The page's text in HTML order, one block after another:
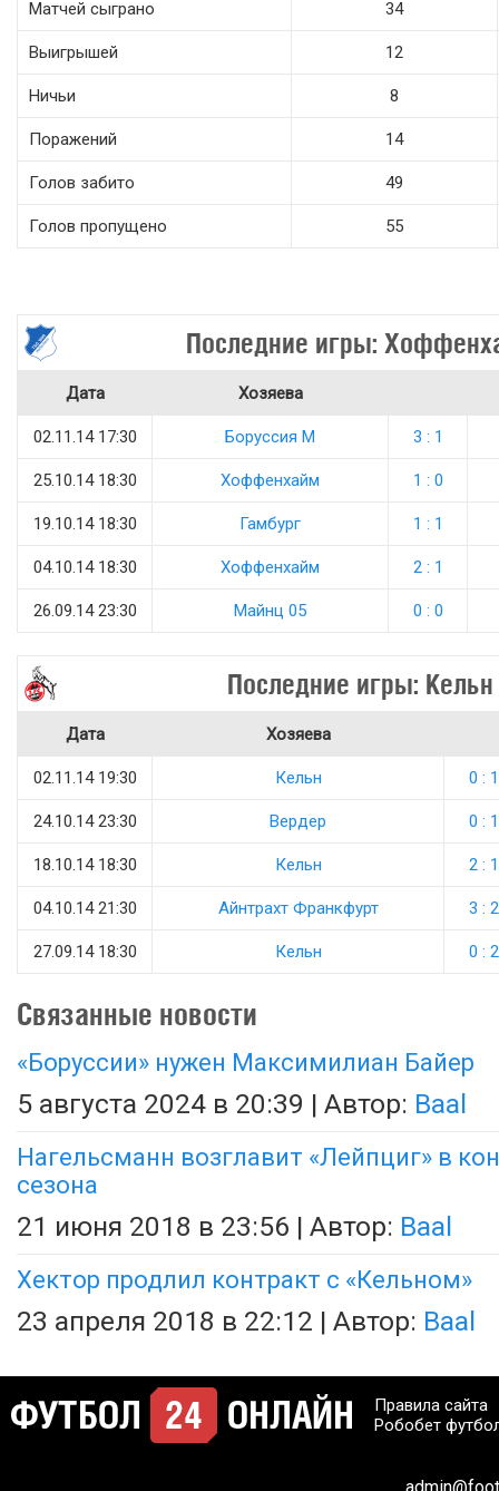
Матчей сыграно 34
Выигрышей 12
Ничьи 8
Поражений 14
Голов забито 49
Голов пропущено 55
Последние игры:
Дата Хозяева
02.11.14 17:30 Боруссия М 3 : 1
25.10.14 18:30 Хоффенхайм 1 : 0
19.10.14 18:30 Гамбург 1 : 1
04.10.14 18:30 Хоффенхайм 2 : 1
26.09.14 23:30 Майнц 05 0 : 0
Последние игры: Кельн
Дата Хозяева
02.11.14 19:30 Кельн 0 : 1
24.10.14 23:30 Вердер 0 : 1
18.10.14 18:30 Кельн 2 : 1
04.10.14 21:30 Айнтрахт Франкфурт 3 : 2
27.09.14 18:30 Кельн 0 : 2
Связанные новости
«Боруссии» нужен Максимилиан Байер
5 августа 2024 в 20:39 | Автор: Baal
Нагельсманн возглавит «Лейпциг» в
сезона
21 июня 2018 в 23:56 | Автор: Baal
Хектор продлил контракт с «Кельном»
23 апреля 2018 в 22:12 | Автор: Baal
Правила сайта
Робобет